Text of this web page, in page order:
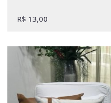
R$ 13,00